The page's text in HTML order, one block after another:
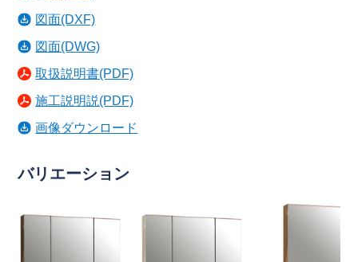
図面(DXF)
図面(DWG)
取扱説明書(PDF)
施工説明説(PDF)
画像ダウンロード
バリエーション